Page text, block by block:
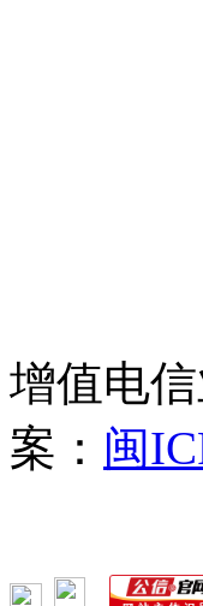
增值电
案： 闽